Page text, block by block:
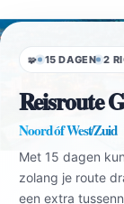
🧩 15 DAGEN 2
Reisroute
Noord óf West/Zuid
Met 15 dagen
zolang je route
een extra